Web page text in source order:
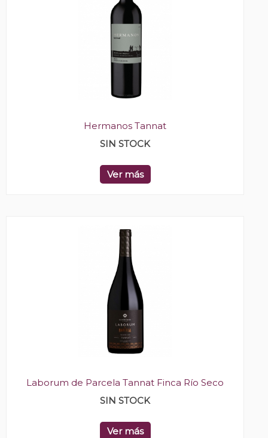
Hermanos Tannat
SIN STOCK
Ver más
Laborum de Parcela Tannat Finca Río Seco
SIN STOCK
Ver más